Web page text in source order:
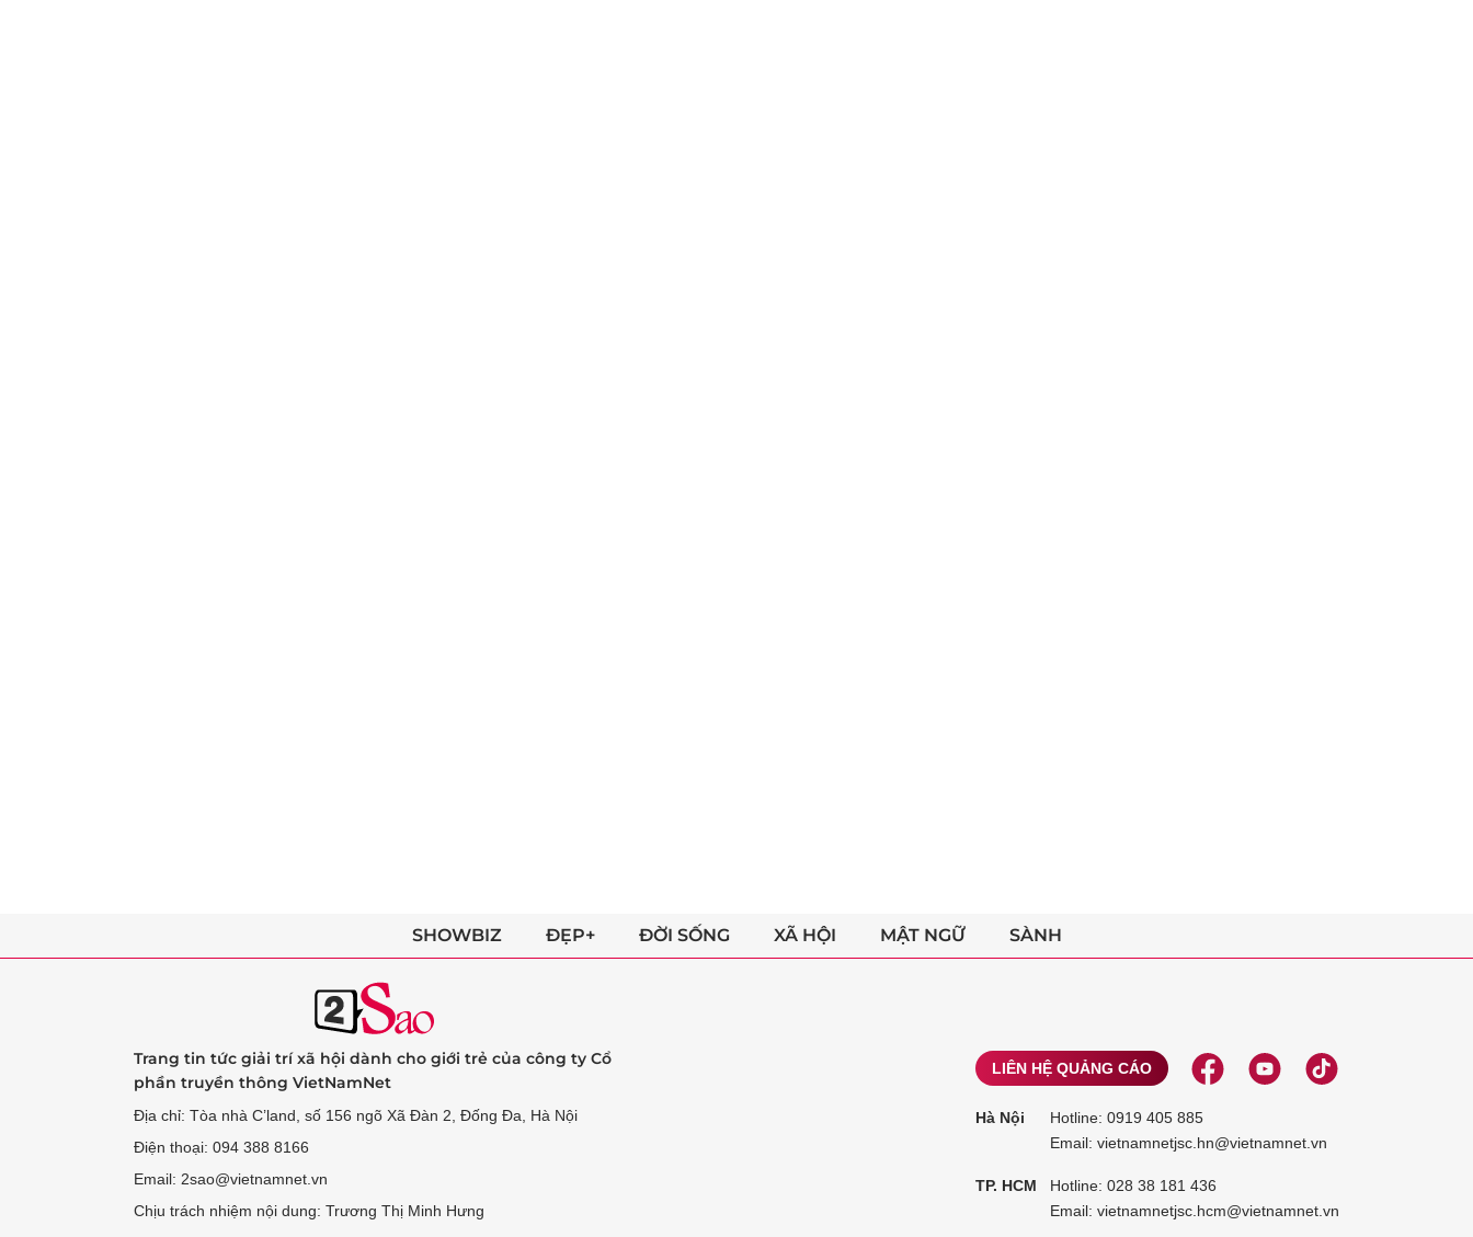
SHOWBIZ ĐẸP+ ĐỜI SỐNG XÃ HỘI MẬT NGỮ SÀNH
Trang tin tức giải trí xã hội dành cho giới trẻ của công ty Cổ
phần truyền thông VietNamNet
Địa chỉ: Tòa nhà C’land, số 156 ngõ Xã Đàn 2, Đống Đa, Hà Nội
Điện thoại: 094 388 8166
Email: 2sao@vietnamnet.vn
Chịu trách nhiệm nội dung: Trương Thị Minh Hưng
LIÊN HỆ QUẢNG CÁO
Hà Nội Hotline: 0919 405 885
Email: vietnamnetjsc.hn@vietnamnet.vn
TP. HCM Hotline: 028 38 181 436
Email: vietnamnetjsc.hcm@vietnamnet.vn